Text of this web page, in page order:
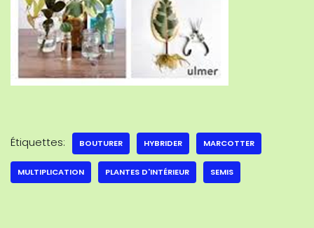
Étiquettes: BOUTURER HYBRIDER MARCOTTER
MULTIPLICATION PLANTES D'INTÉRIEUR SEMIS